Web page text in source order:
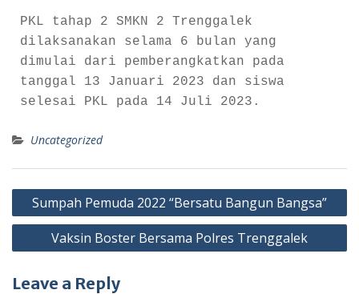
PKL tahap 2 SMKN 2 Trenggalek
dilaksanakan selama 6 bulan yang
dimulai dari pemberangkatkan pada
tanggal 13 Januari 2023 dan siswa
selesai PKL pada 14 Juli 2023.
Uncategorized
Sumpah Pemuda 2022 “Bersatu Bangun Bangsa”
Vaksin Boster Bersama Polres Trenggalek
Leave a Reply